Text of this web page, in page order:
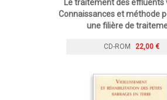
Le traitement des effluents
Connaissances et méthode
une filière de
CD-ROM 22,00 €